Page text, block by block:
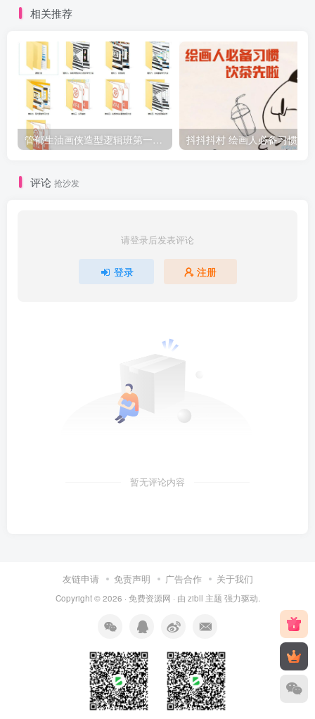
相关推荐
管郁生油画侠造型逻辑班第一期2019年5月【高清不缺课】
评论 抢沙发
请登录后发表评论
登录 注册
暂无评论内容
友链申请 免责声明 广告合作 关于我们
Copyright © 2026 · 免费资源网 · 由 zibll 主题 强力驱动.